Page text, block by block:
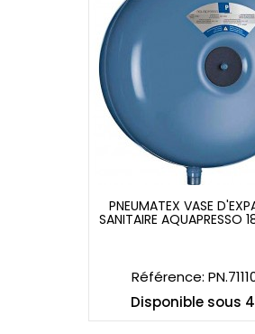
PNEUMATEX VASE
SANITAIRE AQUAPRESSO
Référence:
Disponible sous